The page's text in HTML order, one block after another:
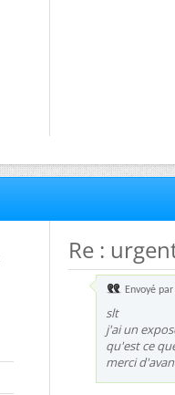
Re :
Envoyé par
slt
j'ai un
qu'est ce
merci